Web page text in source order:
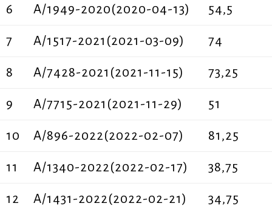
6 Α/1949-2020(2020-04-13) 54,5
7 Α/1517-2021(2021-03-09) 74
8 Α/7428-2021(2021-11-15) 73,25
9 Α/7715-2021(2021-11-29) 51
10 Α/896-2022(2022-02-07) 81,25
11 Α/1340-2022(2022-02-17) 38,75
12 Α/1431-2022(2022-02-21) 34,75